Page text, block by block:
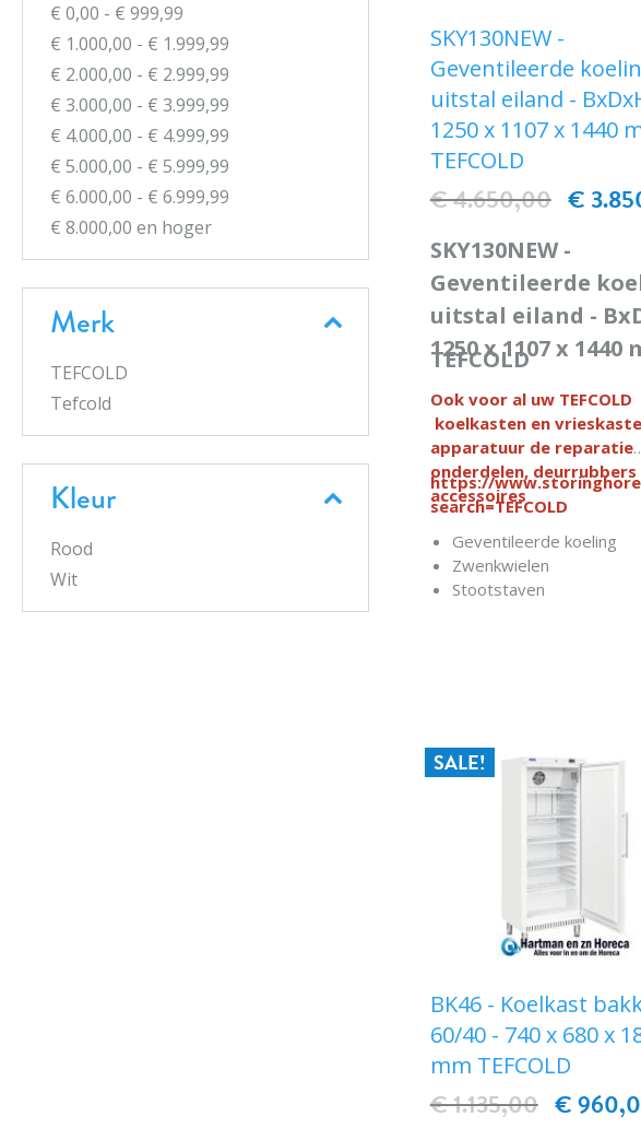
SKY130NEW -
Geventileerde
uitstal eiland -
1250 x 1107 x 1440
TEFCOLD
€
€ 4.650,00
SKY130NEW -
Geventileerde
uitstal eiland -
1250 x 1107 x 1440
TEFCOLD
Ook voor al uw TEFCOLD
koelkasten en
apparatuur de reparatie
onderdelen, deurrubbers
accessoires
https://
search=TEFCOLD
Geventileerde koeling
Zwenkwielen
Stootstaven
SALE!
BK46 - Koelkast
60/40 - 740 x 680 x
mm TEFCOLD
€
€ 1.135,00
€ 0,00 - € 999,99
€ 1.000,00 - € 1.999,99
€ 2.000,00 - € 2.999,99
€ 3.000,00 - € 3.999,99
€ 4.000,00 - € 4.999,99
€ 5.000,00 - € 5.999,99
€ 6.000,00 - € 6.999,99
€ 8.000,00 en hoger
Merk
TEFCOLD
Tefcold
Kleur
Rood
Wit